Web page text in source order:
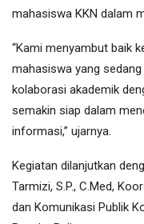
mahasiswa KKN dalam
“Kami menyambut baik
mahasiswa yang
kolaborasi akademik
semakin siap dalam
informasi,” ujarnya.
Kegiatan dilanjutkan
Tarmizi, S.P., C.Med,
dan Komunikasi Publik